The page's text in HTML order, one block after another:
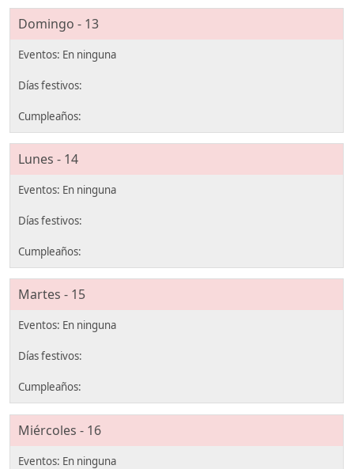
Domingo - 13
Lunes - 14
Martes - 15
Miércoles - 16